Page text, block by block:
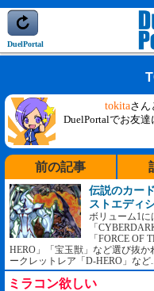
DuelPortal
tokitaさん
DuelPortalでお友達
前の記事
伝説のカー
ストエディ
ボリューム1に
「
「FORCE OF
HERO」「宝玉獣」など選び抜
ークレットレア「D-HERO」など
ミラコン欲しい